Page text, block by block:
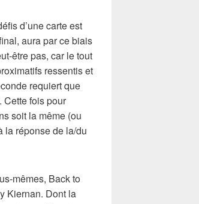
d’une carte est
aura par ce biais
être pas, car le tout
ressentis et
requiert que
Cette fois pour
soit la même (ou
la réponse de la/du
mêmes, Back to
Kiernan. Dont la